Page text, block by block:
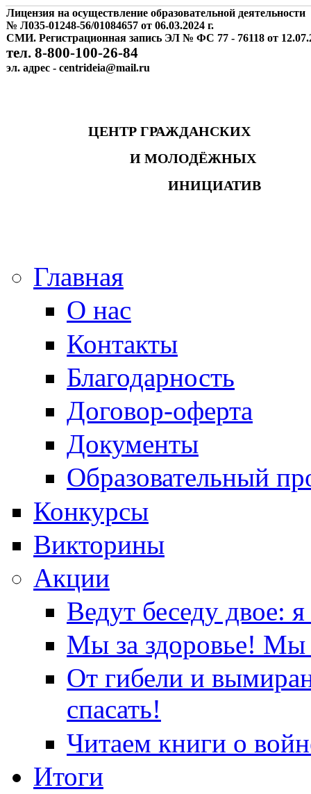
Лицензия на осуществление образовательной деятельности
№ Л035-01248-56/01084657 от 06.03.2024 г.
СМИ. Регистрационная запись ЭЛ № ФС 77 - 76118 от
тел. 8-800-100-26-84
эл. адрес - centrideia@mail.ru
ЦЕНТР ГРАЖДАНСКИХ
И МОЛОДЁЖНЫХ
ИНИЦИАТИВ
Главная
О нас
Контакты
Благодарность
Договор-оферта
Документы
Образовательный
Конкурсы
Викторины
Акции
Ведут беседу двое:
Мы за здоровье! Мы
От гибели и
спасать!
Читаем книги о
Итоги